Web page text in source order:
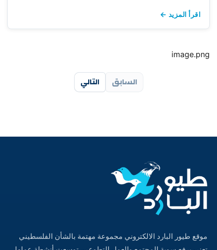
اقرأ المزيد ←
image.png
السابق التالي
موقع طيور البارد الالكتروني مجموعة مهتمة بالشأن الفلسطيني